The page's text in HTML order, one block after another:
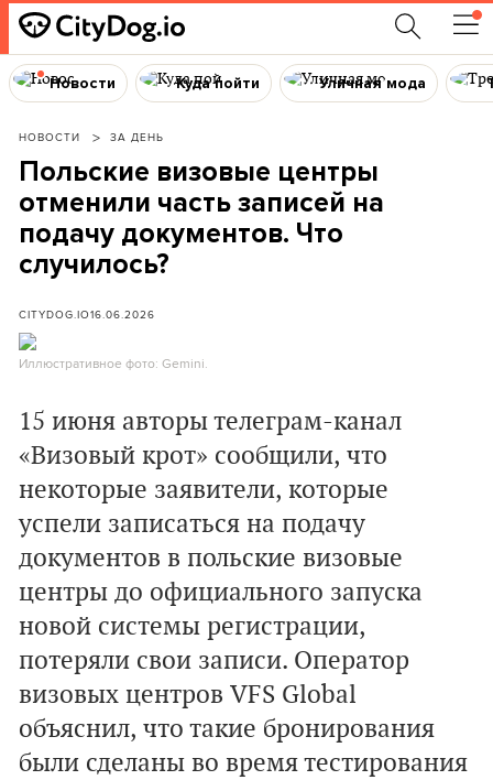
Новости Куда пойти Уличная мода
НОВОСТИ ЗА ДЕНЬ
Польские визовые центры
отменили часть записей на
подачу документов. Что
случилось?
CITYDOG.IO16.06.2026
Иллюстративное фото: Gemini.
15 июня авторы телеграм-канал
«Визовый крот» сообщили, что
некоторые заявители, которые
успели записаться на подачу
документов в польские визовые
центры до официального запуска
новой системы регистрации,
потеряли свои записи. Оператор
визовых центров VFS Global
объяснил, что такие бронирования
были сделаны во время тестирования